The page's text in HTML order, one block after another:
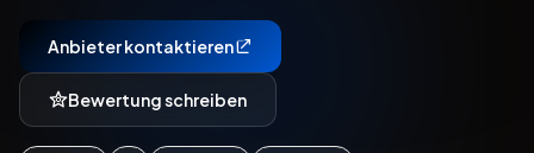
Anbieter kontaktieren
Bewertung schreiben